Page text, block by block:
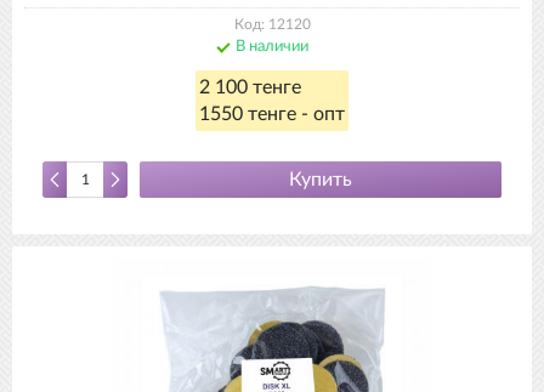
Код: 12120
В наличии
2 100 тенге
1550 тенге - опт
Купить